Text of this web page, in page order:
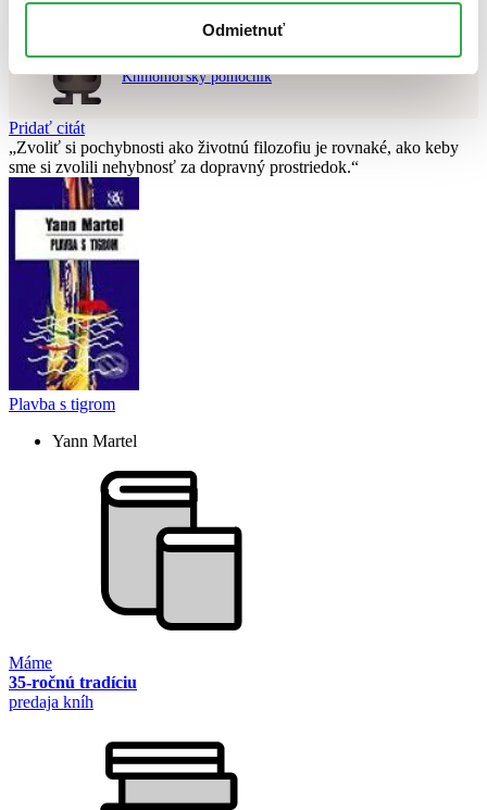
Odmietnuť
Chcete poradiť knihu?
Náš pomocník Sherlock vám ju s radosťou vypátra!
Knihomoľský pomocník
Pridať citát
Zvoliť si pochybnosti ako životnú filozofiu je rovnaké, ako keby
sme si zvolili nehybnosť za dopravný prostriedok.
Plavba s tigrom
Yann Martel
Máme
35-ročnú tradíciu
predaja kníh